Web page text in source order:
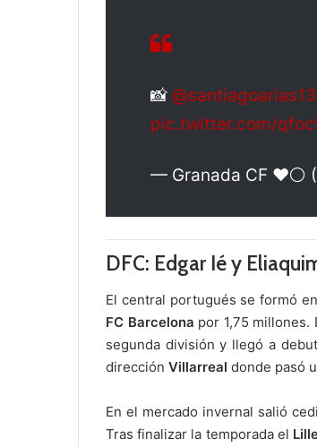
📸 @santiagoarias13
pic.twitter.com/
— Granada CF ❤️⚪️
DFC: Edgar Ié y
El central portugués se formó
FC Barcelona por 1,75
segunda división y llegó a
dirección Villarreal donde pasó
En el mercado invernal salió
Tras finalizar la temporada el